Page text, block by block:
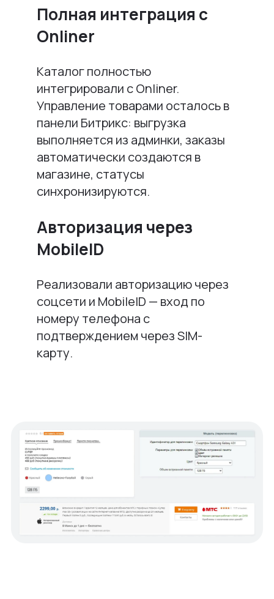
Полная интеграция с
Onliner
Каталог полностью
интегрировали с Onliner.
Управление товарами осталось в
панели Битрикс: выгрузка
выполняется из админки, заказы
автоматически создаются в
магазине, статусы
синхронизируются.
Авторизация через
MobileID
Реализовали авторизацию через
соцсети и MobileID — вход по
номеру телефона с
подтверждением через SIM-
карту.